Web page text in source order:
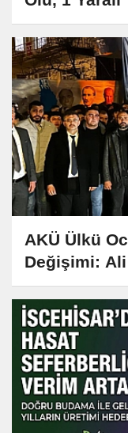
AKÜ Ülkü
Değişimi: Ali